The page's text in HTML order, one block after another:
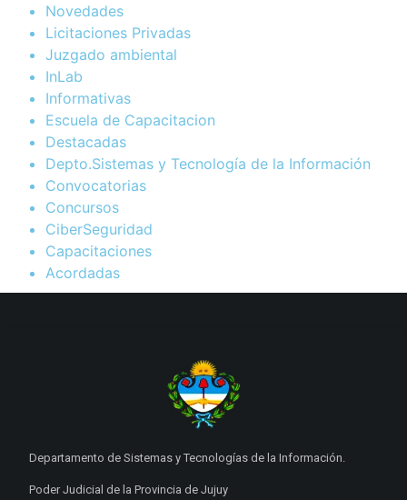
Novedades
Licitaciones Privadas
Juzgado ambiental
InLab
Informativas
Escuela de Capacitacion
Destacadas
Depto.Sistemas y Tecnología de la Información
Convocatorias
Concursos
CiberSeguridad
Capacitaciones
Acordadas
Departamento de Sistemas y Tecnologías de la Información.
Poder Judicial de la Provincia de Jujuy